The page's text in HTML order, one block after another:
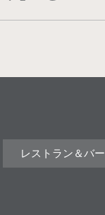
レストラン＆バー